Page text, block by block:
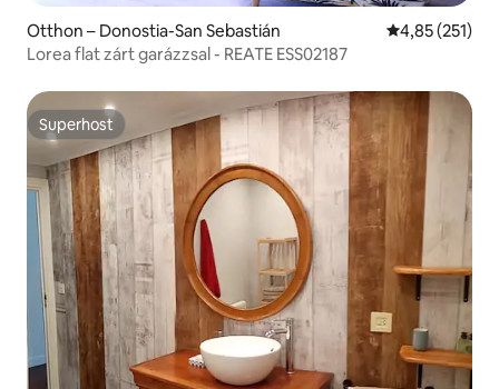
Otthon – Donostia-San Sebastián Átlagos
4,85 (251)
Lorea flat zárt garázzsal - REATE ESS02187
Superhost
Superhost